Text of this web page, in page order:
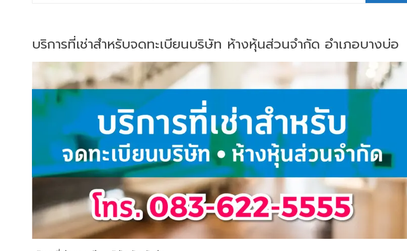
บริการที่เช่าสำหรับจดทะเบียนบริษัท ห้างหุ้นส่วนจำกัด อำเภอบางบ่อ